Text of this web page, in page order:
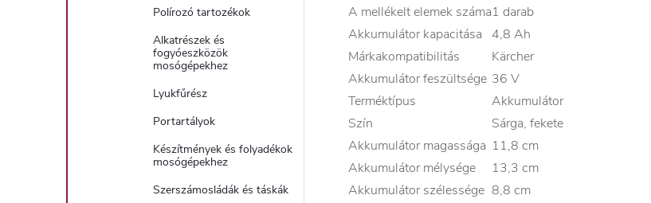
Polírozó tartozékok
Alkatrészek és
fogyóeszközök
mosógépekhez
Lyukfűrész
Portartályok
Készítmények és folyadékok
mosógépekhez
Szerszámosládák és táskák
A mellékelt elemek száma1 darab
Akkumulátor kapacitása 4,8 Ah
Márkakompatibilitás
Kärcher
Akkumulátor feszültsége 36 V
Terméktípus
Akkumulátor
Szín
Sárga, fekete
Akkumulátor magassága 11,8 cm
Akkumulátor mélysége
13,3 cm
Akkumulátor szélessége 8,8 cm